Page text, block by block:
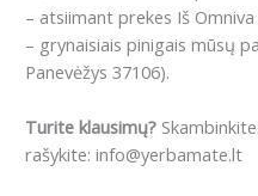
– atsiimant prekes Iš
– grynaisiais pinigais mūsų
Panevėžys 37106).
Turite klausimų?
rašykite: info@yerbamate.lt